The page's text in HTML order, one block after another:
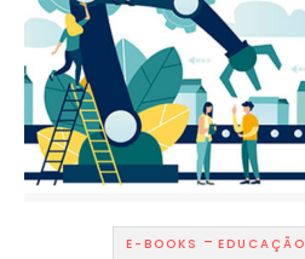
E-BOOKS - EDUCAÇÃO